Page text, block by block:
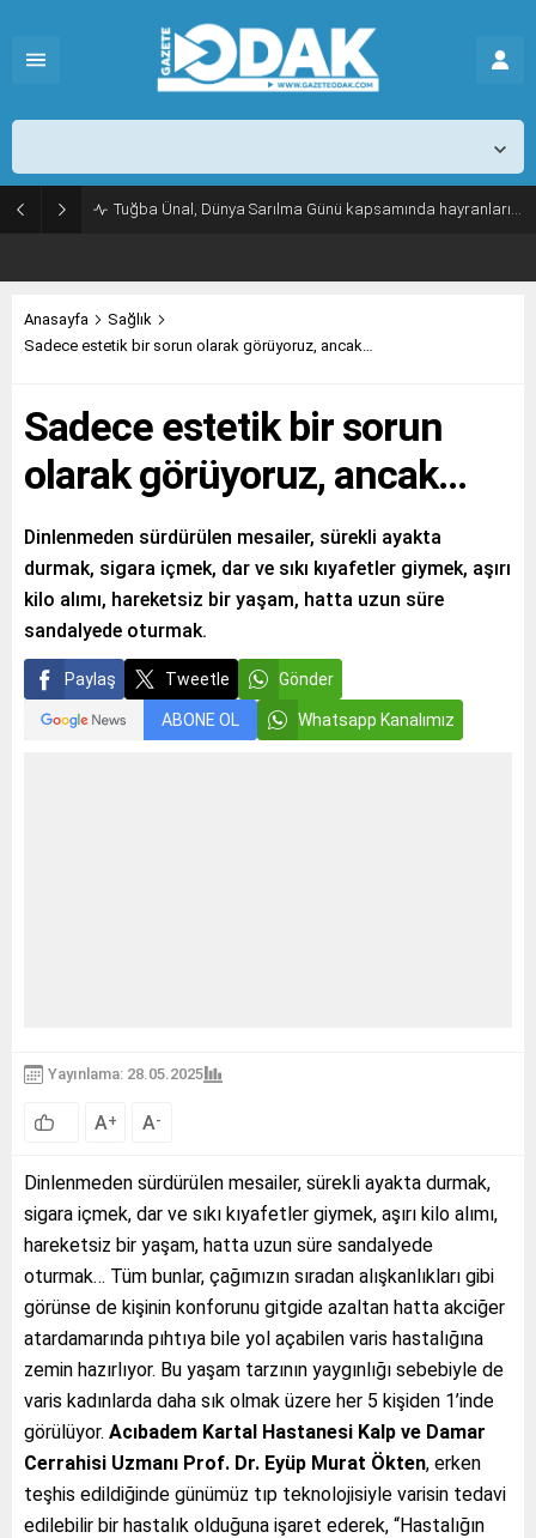
Tuğba Ünal, Dünya Sarılma Günü kapsamında hayranlarıyla buluştu
Anasayfa
Sağlık
Sadece estetik bir sorun olarak görüyoruz, ancak…
Sadece estetik bir sorun
olarak görüyoruz, ancak…
Dinlenmeden sürdürülen mesailer, sürekli ayakta
durmak, sigara içmek, dar ve sıkı kıyafetler giymek, aşırı
kilo alımı, hareketsiz bir yaşam, hatta uzun süre
sandalyede oturmak.
Paylaş Tweetle Gönder
ABONE OL Whatsapp Kanalımız
Yayınlama: 28.05.2025
A+ A-
Dinlenmeden sürdürülen mesailer, sürekli ayakta durmak,
sigara içmek, dar ve sıkı kıyafetler giymek, aşırı kilo alımı,
hareketsiz bir yaşam, hatta uzun süre sandalyede
oturmak… Tüm bunlar, çağımızın sıradan alışkanlıkları gibi
görünse de kişinin konforunu gitgide azaltan hatta akciğer
atardamarında pıhtıya bile yol açabilen varis hastalığına
zemin hazırlıyor. Bu yaşam tarzının yaygınlığı sebebiyle de
varis kadınlarda daha sık olmak üzere her 5 kişiden 1’inde
görülüyor. Acıbadem Kartal Hastanesi Kalp ve Damar
Cerrahisi Uzmanı Prof. Dr. Eyüp Murat Ökten, erken
teşhis edildiğinde günümüz tıp teknolojisiyle varisin tedavi
edilebilir bir hastalık olduğuna işaret ederek, “Hastalığın